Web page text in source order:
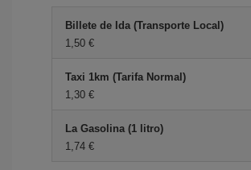
Billete de Ida (Transporte Local)
1,50 €
Taxi 1km (Tarifa Normal)
1,30 €
La Gasolina (1 litro)
1,74 €